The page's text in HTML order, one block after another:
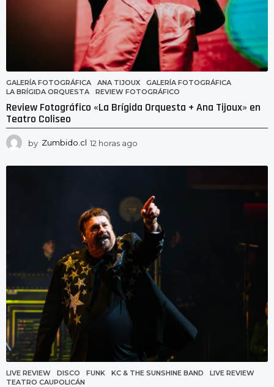
GALERÍA FOTOGRÁFICA ANA TIJOUX ,GALERÍA FOTOGRÁFICA
LA BRÍGIDA ORQUESTA
,REVIEW FOTOGRÁFICO
Review Fotográfico «La Brígida Orquesta + Ana Tijoux» en
Teatro Coliseo
by Zumbido.cl 12 horas ago
o
s
a
o
LIVE REVIEW DISCO ,FUNK ,KC & THE SUNSHINE BAND ,LIVE REVIEW
TEATRO CAUPOLICÁN